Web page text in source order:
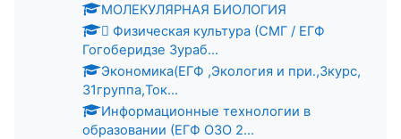
МОЛЕКУЛЯРНАЯ БИОЛОГИЯ
 Физическая культура (СМГ / ЕГФ
Гогоберидзе Зураб...
Экономика(ЕГФ ,Экология и при.,3курс,
31группа,Ток...
Информационные технологии в
образовании (ЕГФ ОЗО 2...